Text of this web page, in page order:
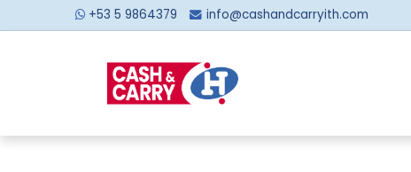
+53 5 9864379 info@cashandcarryith.com